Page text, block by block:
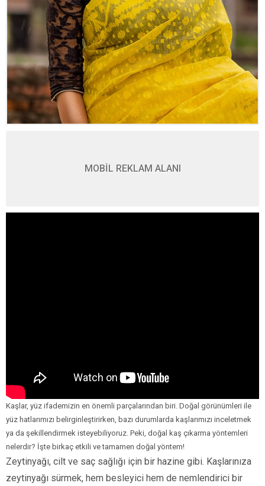
MOBİL REKLAM ALANI
Kaşlar, yüz ifademizin en önemli parçalarından biri. Doğal görünümleri ile
yüz hatlarımızı belirginleştirirken, bazı durumlarda kaşlarımızı inceletmek
ya da şekillendirmek isteyebiliyoruz. Peki, doğal kaş çıkarma yöntemleri
nelerdir? İşte birkaç etkili ve tamamen doğal yöntem!
Zeytinyağı, cilt ve saç sağlığı için bir hazine gibi. Kaşlarınıza
zeytinyağı sürmek, hem besleyici hem de nemlendirici bir